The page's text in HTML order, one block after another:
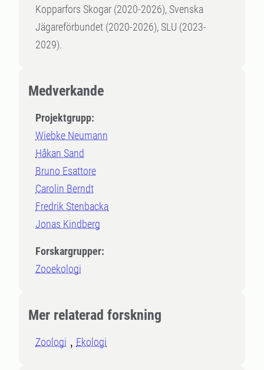
Kopparfors Skogar (2020-2026), Svenska
Jägareförbundet (2020-2026), SLU (2023-
2029).
Medverkande
Projektgrupp:
Wiebke Neumann
Håkan Sand
Bruno Esattore
Carolin Berndt
Fredrik Stenbacka
Jonas Kindberg
Forskargrupper:
Zooekologi
Mer relaterad forskning
Zoologi Ekologi